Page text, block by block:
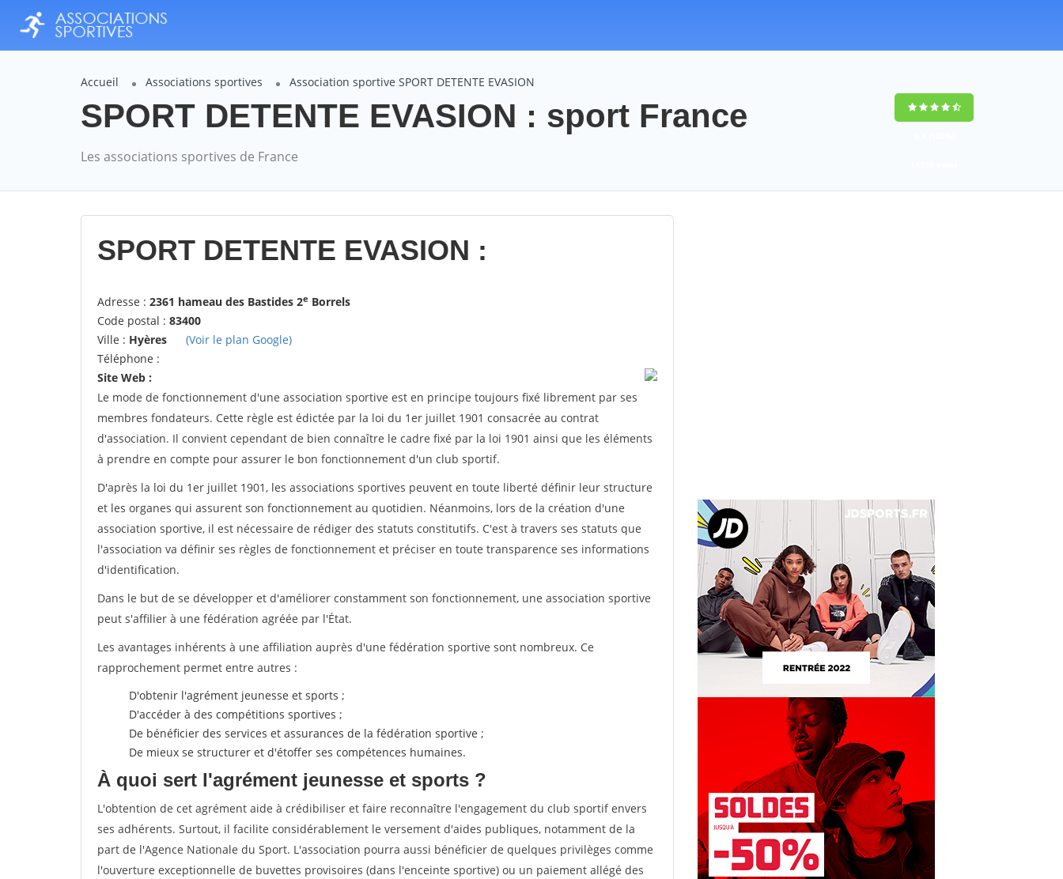
Accueil Associations sportives Association sportive SPORT DETENTE EVASION
SPORT DETENTE EVASION : sport France
Les associations sportives de France
SPORT DETENTE EVASION :
Adresse : 2361 hameau des Bastides 2e Borrels
Code postal : 83400
Ville : Hyères
(Voir le plan Google)
Téléphone :
Site Web :
Le mode de fonctionnement d'une association sportive est en principe toujours fixé librement par ses
membres fondateurs. Cette règle est édictée par la loi du 1er juillet 1901 consacrée au contrat
d'association. Il convient cependant de bien connaître le cadre fixé par la loi 1901 ainsi que les éléments
à prendre en compte pour assurer le bon fonctionnement d'un club sportif.
D'après la loi du 1er juillet 1901, les associations sportives peuvent en toute liberté définir leur structure
et les organes qui assurent son fonctionnement au quotidien. Néanmoins, lors de la création d'une
association sportive, il est nécessaire de rédiger des statuts constitutifs. C'est à travers ses statuts que
l'association va définir ses règles de fonctionnement et préciser en toute transparence ses informations
d'identification.
Dans le but de se développer et d'améliorer constamment son fonctionnement, une association sportive
peut s'affilier à une fédération agréée par l'État.
Les avantages inhérents à une affiliation auprès d'une fédération sportive sont nombreux. Ce
rapprochement permet entre autres :
D'obtenir l'agrément jeunesse et sports ;
D'accéder à des compétitions sportives ;
De bénéficier des services et assurances de la fédération sportive ;
De mieux se structurer et d'étoffer ses compétences humaines.
À quoi sert l'agrément jeunesse et sports ?
L'obtention de cet agrément aide à crédibiliser et faire reconnaître l'engagement du club sportif envers
ses adhérents. Surtout, il facilite considérablement le versement d'aides publiques, notamment de la
part de l'Agence Nationale du Sport. L'association pourra aussi bénéficier de quelques privilèges comme
l'ouverture exceptionnelle de buvettes provisoires (dans l'enceinte sportive) ou un paiement allégé des